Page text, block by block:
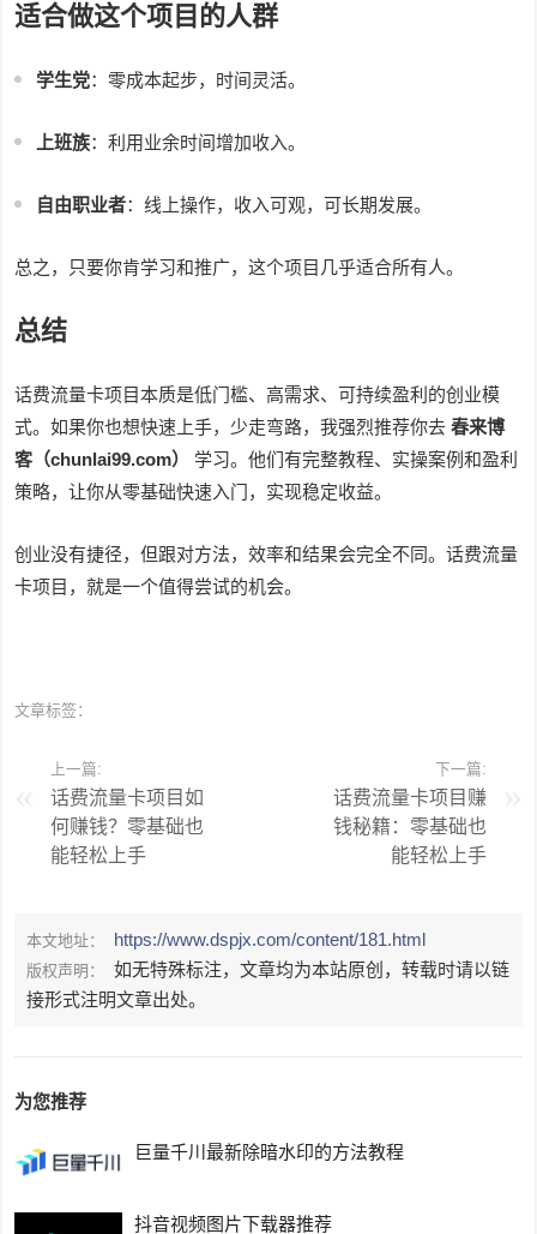
适合做这个项目的人群
学生党：零成本起步，时间灵活。
上班族：利用业余时间增加收入。
自由职业者：线上操作，收入可观，可长期发展。
总之，只要你肯学习和推广，这个项目几乎适合所有人。
总结
话费流量卡项目本质是低门槛、高需求、可持续盈利的创业模
式。如果你也想快速上手，少走弯路，我强烈推荐你去春来博
客（chunlai99.com）
学习。他们有完整教程、实操案例和盈利
策略，让你从零基础快速入门，实现稳定收益。
创业没有捷径，但跟对方法，效率和结果会完全不同。话费流量
卡项目，就是一个值得尝试的机会。
文章标签：
上一篇:
话费流量卡项目如
何赚钱？零基础也
能轻松上手
下一篇:
话费流量卡项目赚
钱秘籍：零基础也
能轻松上手
本文地址： https://www.dspjx.com/content/181.html
版权声明：
如无特殊标注，文章均为本站原创，转载时请以链
接形式注明文章出处。
为您推荐
巨量千川最新除暗水印的方法教程
抖音视频图片下载器推荐